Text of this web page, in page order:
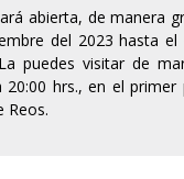
abierta, de manera
del 2023 hasta
puedes visitar de
20:00 hrs., en el primer
Reos.